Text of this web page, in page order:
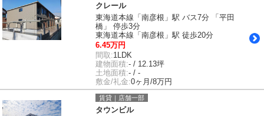
クレール
東海道本線「南彦根」駅 バス7分 「平田
橋」 停歩3分
東海道本線「南彦根」駅 徒歩20分
6.45万円
間取:1LDK
建物面積:- / 12.13坪
土地面積:- / -
敷金/礼金:0ヶ月/8万円
賃貸｜店舗一部
タウンビル